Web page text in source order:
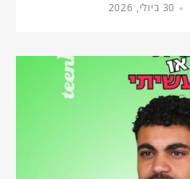
30 ביולי, 2026